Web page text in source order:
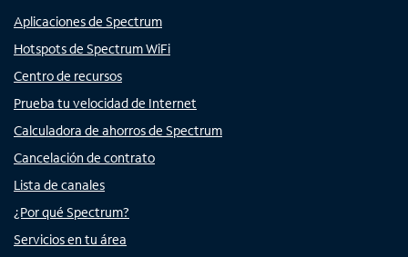
Aplicaciones de Spectrum
Hotspots de Spectrum WiFi
Centro de recursos
Prueba tu velocidad de Internet
Calculadora de ahorros de Spectrum
Cancelación de contrato
Lista de canales
¿Por qué Spectrum?
Servicios en tu área